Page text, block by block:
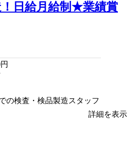
日給月給制★業績賞
円
の検査・検品製造スタッフ
詳細を表示